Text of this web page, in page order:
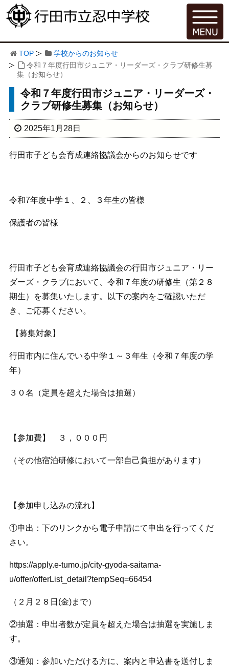
TOP
学校からのお知らせ
令和７年度行田市ジュニア・リーダーズ・クラブ研修生募
集（お知らせ）
令和７年度行田市ジュニア・リーダーズ・
クラブ研修生募集（お知らせ）
2025年1月28日
行田市子ども会育成連絡協議会からのお知らせです
令和7年度中学１、２、３年生の皆様
保護者の皆様
行田市子ども会育成連絡協議会の行田市ジュニア・リー
ダーズ・クラブにおいて、令和７年度の研修生（第２８
期生）を募集いたします。以下の案内をご確認いただ
き、ご応募ください。
【募集対象】
行田市内に住んでいる中学１～３年生（令和７年度の学
年）
３０名（定員を超えた場合は抽選）
【参加費】 ３，０００円
（その他宿泊研修において一部自己負担があります）
【参加申し込みの流れ】
①申出：下のリンクから電子申請にて申出を行ってくだ
さい。
https://apply.e-tumo.jp/city-gyoda-saitama-
u/offer/offerList_detail?tempSeq=66454
（２月２８日(金)まで）
②抽選：申出者数が定員を超えた場合は抽選を実施しま
す。
③通知：参加いただける方に、案内と申込書を送付しま